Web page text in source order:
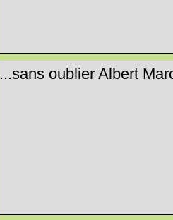
...sans oublier Albert